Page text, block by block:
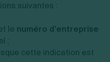
suivantes :
le numéro d’entreprise
;
cette indication est